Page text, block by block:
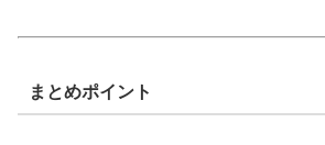
まとめポイント